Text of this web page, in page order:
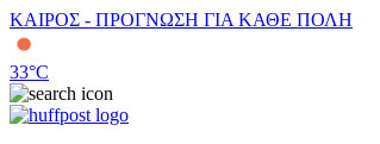
ΚΑΙΡΟΣ - ΠΡΟΓΝΩΣΗ ΓΙΑ ΚΑΘΕ ΠΟΛΗ
33°C